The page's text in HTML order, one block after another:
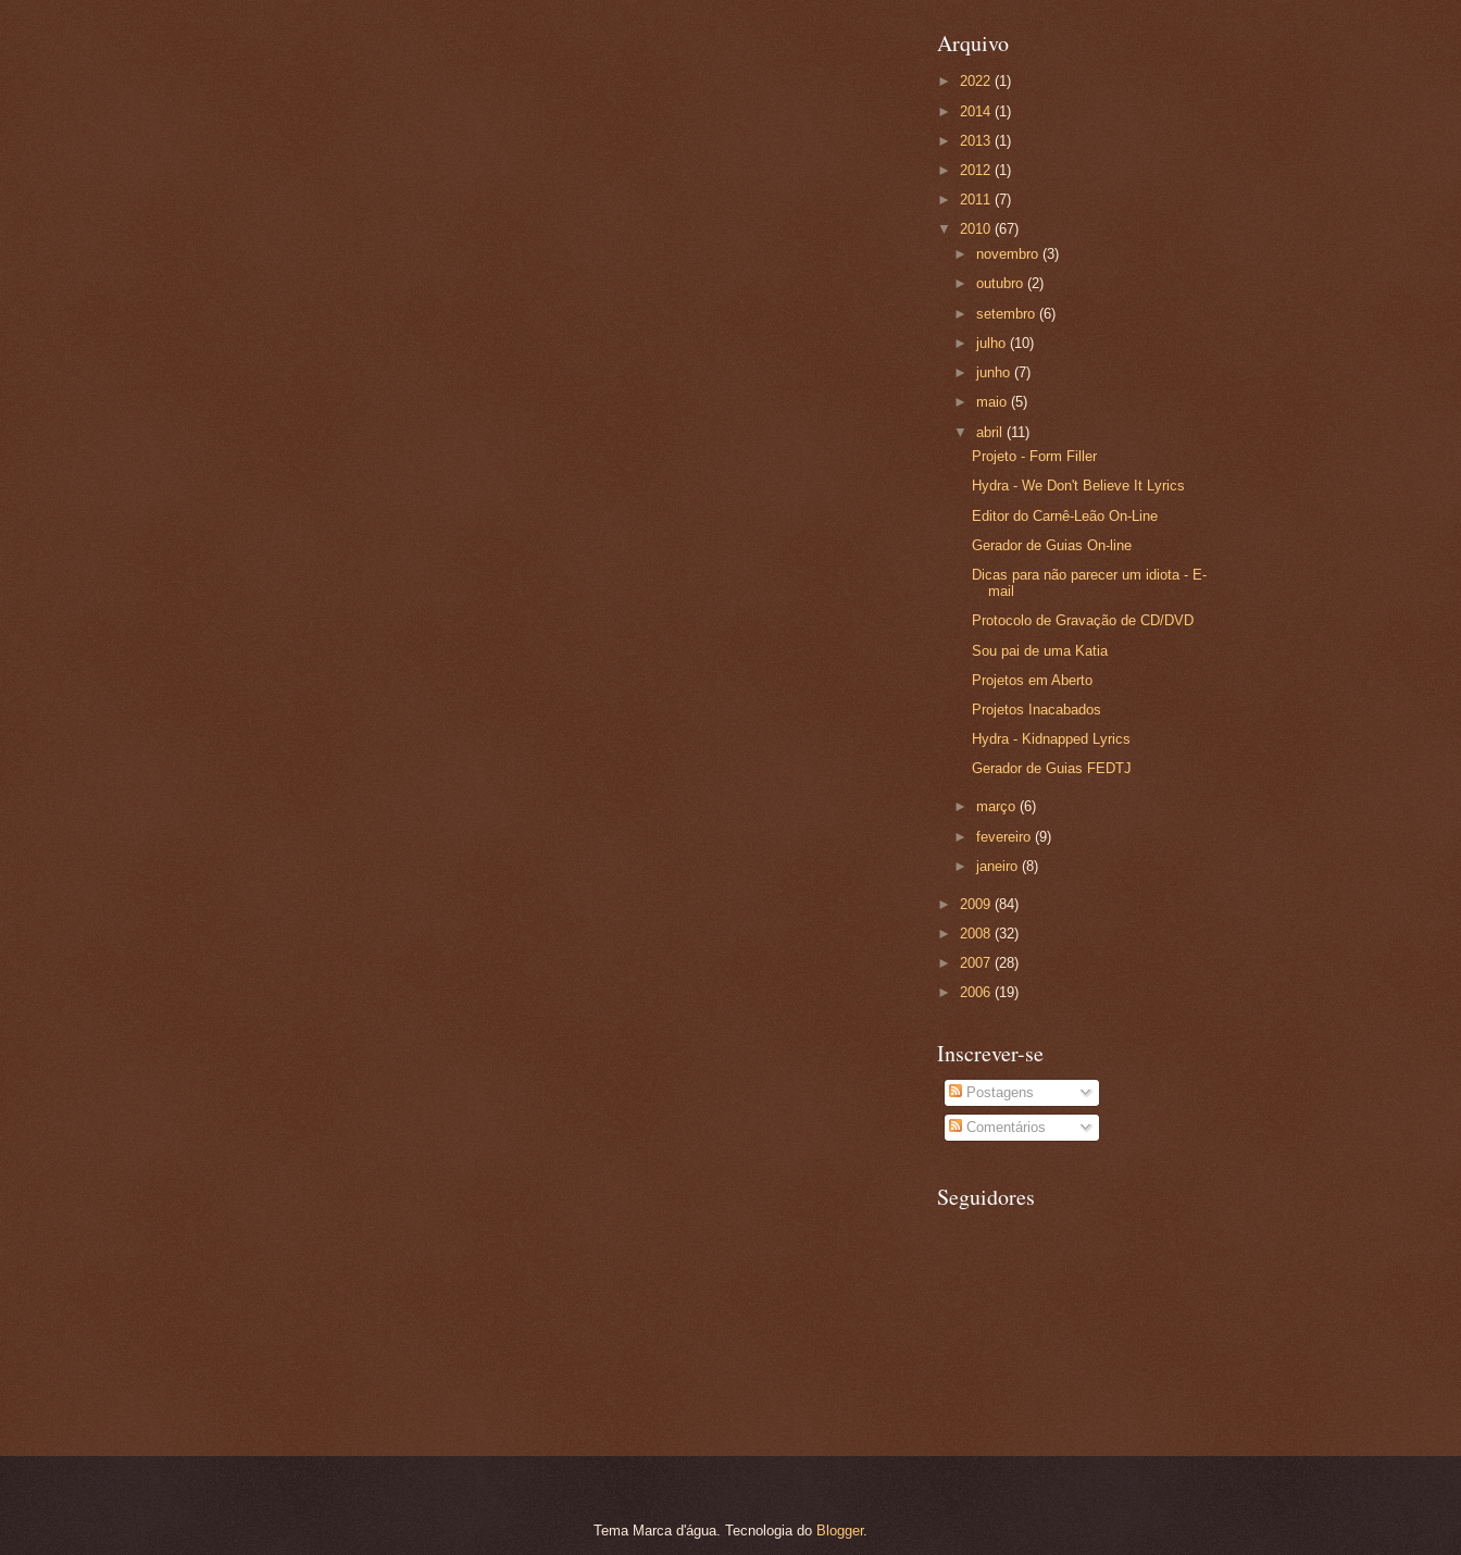
Arquivo
► 2022 (1)
► 2014 (1)
► 2013 (1)
► 2012 (1)
► 2011 (7)
▼ 2010 (67)
► novembro(3)
►outubro(2)
►setembro(6)
► julho(10)
►junho(7)
► maio(5)
▼abril(11)
Projeto - Form Filler
Hydra - We Don't Believe It Lyrics
Editor do Carnê-Leão On-Line
Gerador de Guias On-line
Dicas para não parecer um idiota - E-
mail
Protocolo de Gravação de CD/DVD
Sou pai de uma Katia
Projetos em Aberto
Projetos Inacabados
Hydra - Kidnapped Lyrics
Gerador de Guias FEDTJ
► março(6)
►fevereiro(9)
► janeiro(8)
► 2009 (84)
► 2008 (32)
► 2007 (28)
► 2006 (19)
Inscrever-se
Postagens
Comentários
Seguidores
Tema Marca d'água. Tecnologia do Blogger.